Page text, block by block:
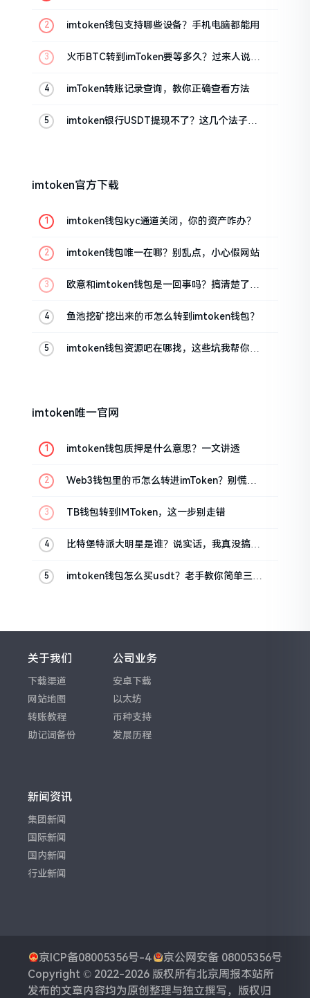
imtoken钱包支持哪些设备？手机电脑都能用
火币BTC转到imToken要等多久？过来人说说
imToken转账记录查询，教你正确查看方法
imtoken银行USDT提现不了？这几个法子能
imtoken官方下载
imtoken钱包kyc通道关闭，你的资产咋办？
imtoken钱包唯一在哪？别乱点，小心假网站
欧意和imtoken钱包是一回事吗？搞清楚了再
鱼池挖矿挖出来的币怎么转到imtoken钱包？
imtoken钱包资源吧在哪找，这些坑我帮你趟
imtoken唯一官网
imtoken钱包质押是什么意思？一文讲透
Web3钱包里的币怎么转进imToken？别慌，
TB钱包转到IMToken，这一步别走错
比特堡特派大明星是谁？说实话，我真没搞明
imtoken钱包怎么买usdt？老手教你简单三步
关于我们
下载渠道
网站地图
转账教程
助记词备份
公司业务
安卓下载
以太坊
币种支持
发展历程
新闻资讯
集团新闻
国际新闻
国内新闻
行业新闻
京ICP备08005356号-4
京公网安备 08005356号
Copyright © 2022-2026 版权所有北京周报本站所
发布的文章内容均为原创整理与独立撰写，版权归